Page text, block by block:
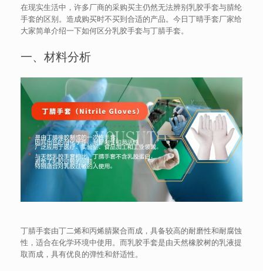
在现实生活中，许多厂商的采购买主仍然无法辨别乳胶手套与腈纶
手套的区别。造成购买时不买到合适的产品。今日丁晴手套厂家给
大家简单介绍一下如何区分乳胶手套与丁腈手套。
一、材料分析
丁腈手套由丁二烯和丙烯腈聚合而成，具备较高的耐磨性和耐腐蚀
性，适合在化学环境中使用。而乳胶手套是由天然橡胶树的乳液提
取而成，具有优良的弹性和舒适性。